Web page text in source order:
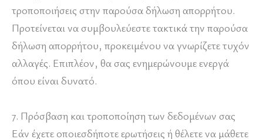
τροποποιήσεις στην παρούσα δήλωση απορρήτου.
Προτείνεται να συμβουλεύεστε τακτικά την παρούσα
δήλωση απορρήτου, προκειμένου να γνωρίζετε τυχόν
αλλαγές. Επιπλέον, θα σας ενημερώνουμε ενεργά
όπου είναι δυνατό.
7. Πρόσβαση και τροποποίηση των δεδομένων σας
Εάν έχετε οποιεσδήποτε ερωτήσεις ή θέλετε να μάθετε